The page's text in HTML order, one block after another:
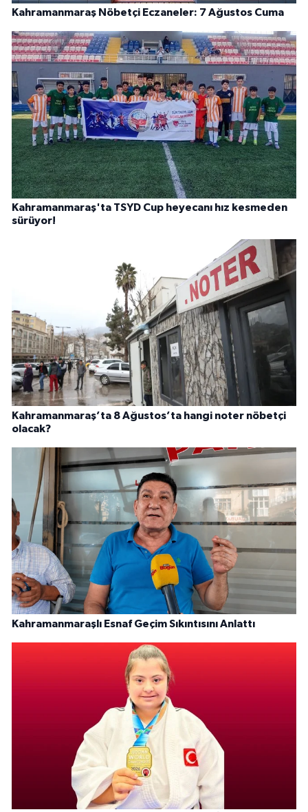
Kahramanmaraş Nöbetçi Eczaneler: 7 Ağustos Cuma
Kahramanmaraş'ta TSYD Cup heyecanı hız kesmeden
sürüyor!
Kahramanmaraş’ta 8 Ağustos’ta hangi noter nöbetçi
olacak?
Kahramanmaraşlı Esnaf Geçim Sıkıntısını Anlattı